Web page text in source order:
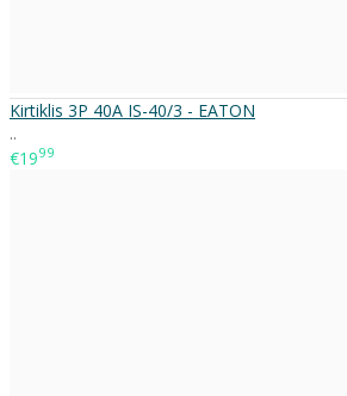
Kirtiklis 3P 40A IS-40/3 - EATON
..
€1999